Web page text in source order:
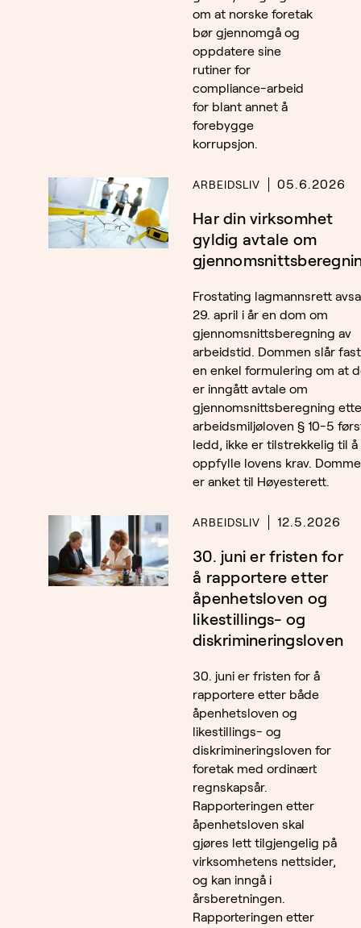
om at norske foretak
bør gjennomgå og
oppdatere sine
rutiner for
compliance-arbeid
for blant annet å
forebygge
korrupsjon.
ARBEIDSLIV 05.6.2026
Har din virksomhet
gyldig avtale om
Frostating lagmannsrett avsa
29. april i år en dom om
gjennomsnittsberegning av
arbeidstid. Dommen slår
en enkel formulering om at
er inngått avtale om
gjennomsnittsberegning
arbeidsmiljøloven § 10-5
ledd, ikke er tilstrekkelig til å
oppfylle lovens krav.
er anket til Høyesterett.
ARBEIDSLIV 12.5.2026
30. juni er fristen for
å rapportere etter
åpenhetsloven og
likestillings- og
diskrimineringsloven
30. juni er fristen for å
rapportere etter både
åpenhetsloven og
likestillings- og
diskrimineringsloven for
foretak med ordinært
regnskapsår.
Rapporteringen etter
åpenhetsloven skal
gjøres lett tilgjengelig på
virksomhetens nettsider,
og kan inngå i
årsberetningen.
Rapporteringen etter